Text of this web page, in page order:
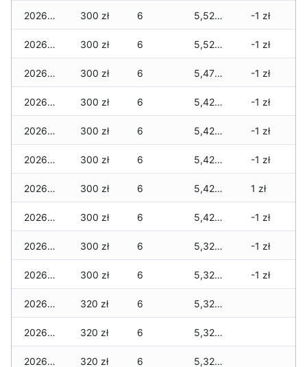
2026-02-25 300 zł 6 5,520 zł -1 zł
2026-02-24 300 zł 6 5,520 zł -1 zł
2026-02-23 300 zł 6 5,470 zł -1 zł
2026-02-22 300 zł 6 5,420 zł -1 zł
2026-02-21 300 zł 6 5,420 zł -1 zł
2026-02-20 300 zł 6 5,420 zł -1 zł
2026-02-19 300 zł 6 5,420 zł 1 zł
2026-02-18 300 zł 6 5,420 zł -1 zł
2026-02-17 300 zł 6 5,320 zł -1 zł
2026-02-16 300 zł 6 5,320 zł -1 zł
2026-02-15 320 zł 6 5,320 zł
2026-02-14 320 zł 6 5,320 zł
2026-02-13 320 zł 6 5,320 zł